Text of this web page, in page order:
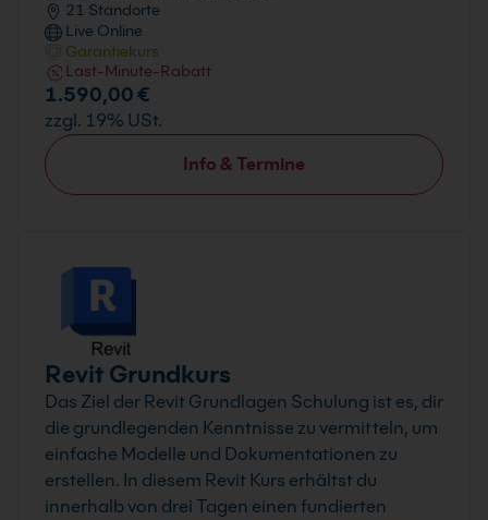
21 Standorte
Live Online
Garantiekurs
Last-Minute-Rabatt
Info & Termine
1.590,00 €
zzgl. 19% USt.
Revit Grundkurs
Das Ziel der Revit Grundlagen Schulung ist es, dir
die grundlegenden Kenntnisse zu vermitteln, um
einfache Modelle und Dokumentationen zu
erstellen. In diesem Revit Kurs erhältst du
innerhalb von drei Tagen einen fundierten